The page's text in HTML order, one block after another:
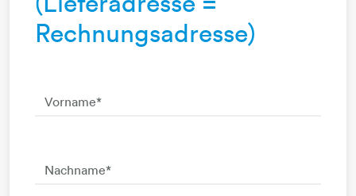
Rechnungsadresse)
Vorname*
Nachname*